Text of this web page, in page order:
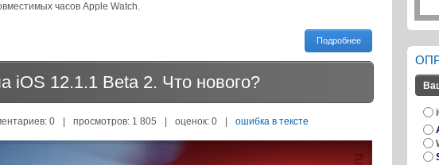
часов Apple Watch.
Подробнее
iOS 12.1.1 Beta 2. Что нового?
0 | просмотров: 1 805 | оценок: 0 | ошибка в тексте